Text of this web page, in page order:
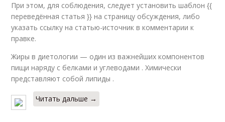
При этом, для соблюдения, следует установить шаблон {{
переведённая статья }} на страницу обсуждения, либо
указать ссылку на статью-источник в комментарии к
правке.
Жиры в диетологии — один из важнейших компонентов
пищи наряду с белками и углеводами . Химически
представляют собой липиды .
Читать дальше →